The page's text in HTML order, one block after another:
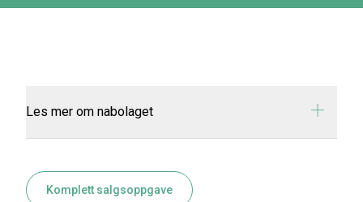
Les mer om nabolaget
Komplett salgsoppgave